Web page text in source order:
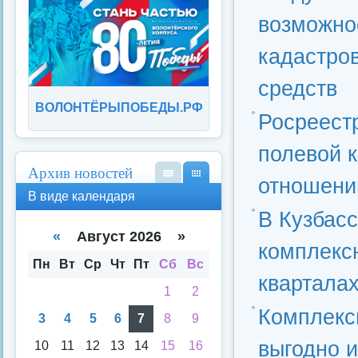
средств
полевой
В
выгодно
ВОЛОНТЁРЫПОБЕДЫ.РФ
Архив новостей
кал
аря
спи
В виде календаря
« Август 2026 »
Пн Вт Ср Чт Пт Сб
Вс
1
2
3
4 5 6 7 8
9
10
11 12 13 14 15
16